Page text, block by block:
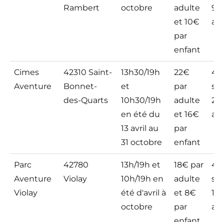
Rambert
octobre
adulte
et 10€
par
enfant
Cimes
Aventure
42310 Saint-
Bonnet-
des-Quarts
13h30/19h
et
10h30/19h
en été du
13 avril au
31 octobre
22€
par
adulte
et 16€
par
enfant
sur
Parc
Aventure
Violay
42780
Violay
13h/19h et
10h/19h en
été d'avril à
octobre
18€ par
adulte
et 8€
par
sur
177